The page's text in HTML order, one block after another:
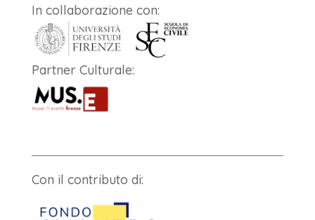
In collaborazione con:
Partner Culturale:
Con il contributo di: